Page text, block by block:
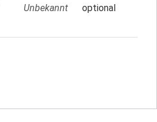
Unbekannt optional